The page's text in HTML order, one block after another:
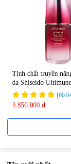
Tinh chất truyền
da Shiseido
75ml
|
3.850.000 đ